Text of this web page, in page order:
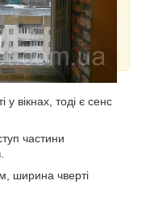
вікнах, тоді є сенс
частини
ширина чверті